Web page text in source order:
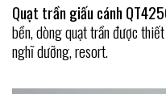
Quạt trần giấu cánh
bền, dòng quạt trần được
nghĩ dưỡng, resort.